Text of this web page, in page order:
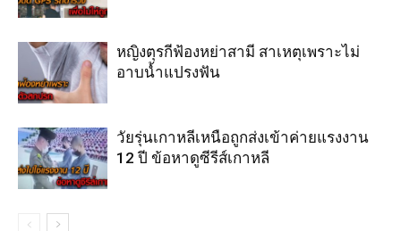
หญิงตุรกีฟ้องหย่าสามี สาเหตุเพราะไม่
อาบน้ำแปรงฟัน
วัยรุ่นเกาหลีเหนือถูกส่งเข้าค่ายแรงงาน
12 ปี ข้อหาดูซีรีส์เกาหลี